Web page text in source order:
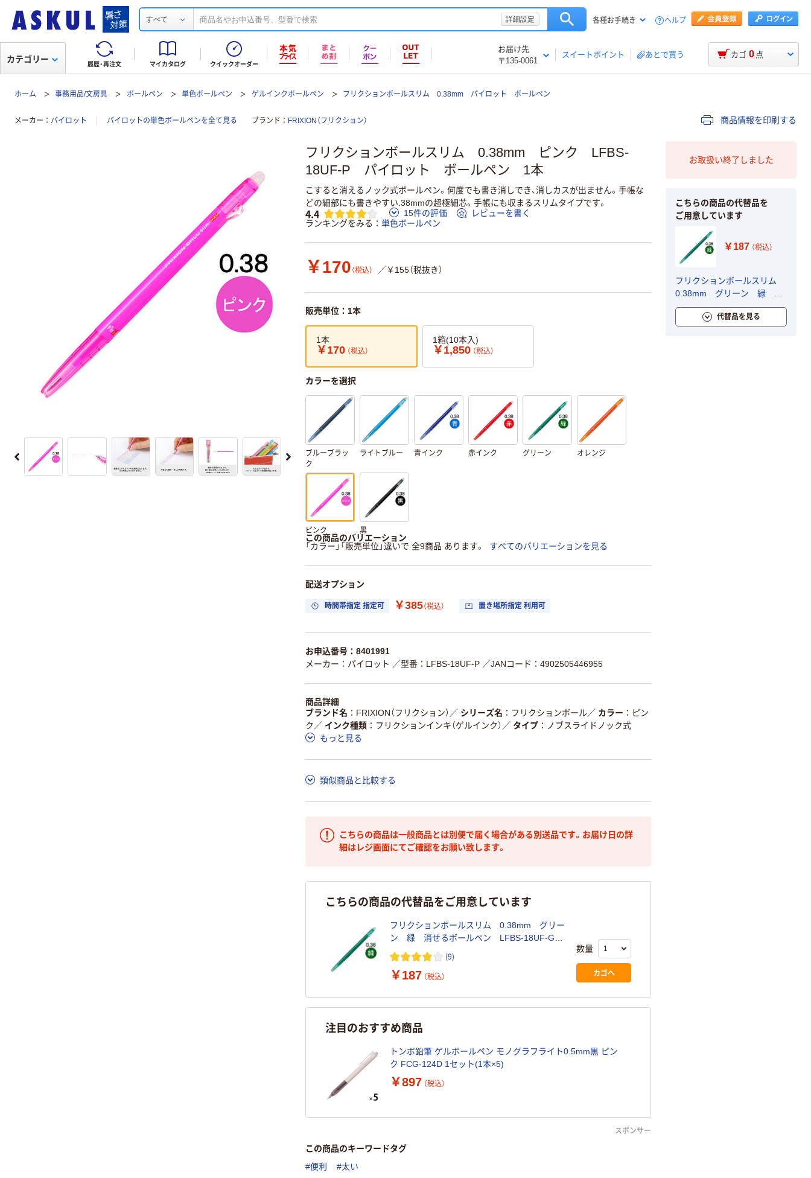
すべて 詳細設定 各種お手続き ヘルプ
履歴・再注文 マイカタログ クイックオーダー
お届け先
〒135-0061
スイートポイント あとで買う
カテゴリー カゴ 0 点
ホーム 事務用品/文房具 ボールペン 単色ボールペン ゲルインクボールペン フリクションボールスリム 0.38mm パイロット ボールペン
メーカー パイロット パイロットの単色ボールペンを全て見る ブランド FRIXION（フリクション） 商品情報を印刷する
フリクションボールスリム 0.38mm ピンク LFBS-
18UF-P パイロット ボールペン 1本
こすると消えるノック式ボールペン。何度でも書き消しでき、消しカスが出ません。手帳な
どの細部にも書きやすい.38mmの超極細芯。手帳にも収まるスリムタイプです。
4.4 15件の評価
レビューを書く
ランキングをみる
単色ボールペン
￥170 （税込） ／￥155（税抜き）
販売単位：1本
1本
￥170 （税込）
1箱(10本入)
￥1,850 （税込）
カラーを選択
ブルーブラッ
ク
ライトブルー 青インク 赤インク グリーン オレンジ
ピンク 黒
この商品のバリエーション
「カラー」「販売単位」違いで 全9商品 あります。
すべてのバリエーションを見る
配送オプション
時間帯指定 指定可 ￥385（税込） 置き場所指定 利用可
お申込番号：8401991
メーカー：パイロット ／型番：LFBS-18UF-P ／JANコード：4902505446955
商品詳細
ブランド名
FRIXION（フリクション） ／ シリーズ名 フリクションボール／ カラー
ピン
ク ／ インク種類 フリクションインキ（ゲルインク） ／ タイプ
ノブスライドノック式
もっと見る
類似商品と比較する
こちらの商品は一般商品とは別便で届く場合がある別送品です。お届け日の詳
細はレジ画面にてご確認をお願い致します。
こちらの商品の代替品をご用意しています
フリクションボールスリム 0.38mm グリー
ン 緑 消せるボールペン LFBS-18UF-G
パイロット
(9)
￥187 （税込）
数量
カゴへ
注目のおすすめ商品
トンボ鉛筆 ゲルボールペン モノグラフライト0.5mm黒 ピン
ク FCG-124D 1セット(1本×5)
￥897 （税込）
スポンサー
この商品のキーワードタグ
#便利 #太い
お取扱い終了しました
こちらの商品の代替品を
ご用意しています
￥187 （税込）
フリクションボールスリム
0.38mm グリーン 緑 消
せるボールペン LFBS-
18UF-G パイロット
代替品を見る